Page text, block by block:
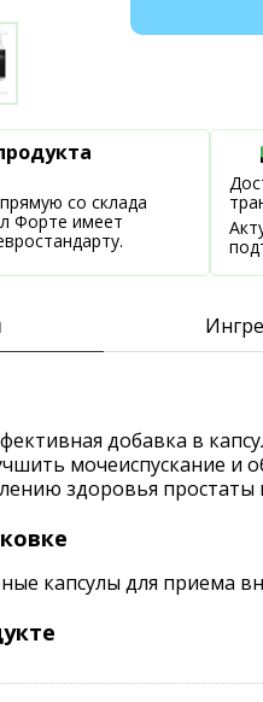
со склада
Форте имеет
добавка в
мочеиспускание и
здоровья
капсулы для приема